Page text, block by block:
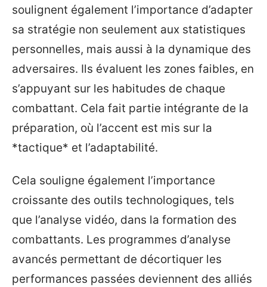
soulignent également l’importance d’adapter
sa stratégie non seulement aux statistiques
personnelles, mais aussi à la dynamique des
adversaires. Ils évaluent les zones faibles, en
s’appuyant sur les habitudes de chaque
combattant. Cela fait partie intégrante de la
préparation, où l’accent est mis sur la
*tactique* et l’adaptabilité.
Cela souligne également l’importance
croissante des outils technologiques, tels
que l’analyse vidéo, dans la formation des
combattants. Les programmes d’analyse
avancés permettant de décortiquer les
performances passées deviennent des alliés